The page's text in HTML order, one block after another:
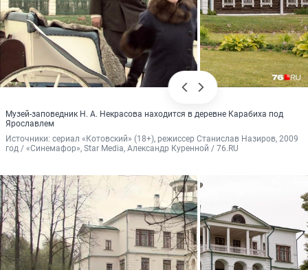
Музей-заповедник Н. А. Некрасова находится в деревне Карабиха под
Ярославлем
Источники: сериал «Котовский» (18+), режиссер Станислав Назиров, 2009
год / «Синемафор», Star Media, Александр Куренной / 76.RU